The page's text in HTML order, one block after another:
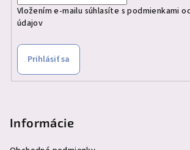
Vložením e-mailu súhlasíte spodmienkami
údajov
Prihlásiť sa
Informácie